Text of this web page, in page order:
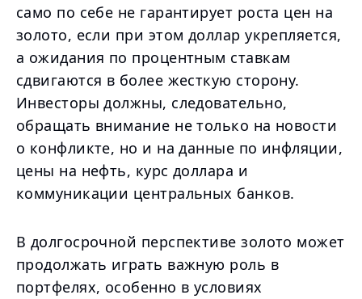
само по себе не гарантирует роста цен на
золото, если при этом доллар укрепляется,
а ожидания по процентным ставкам
сдвигаются в более жесткую сторону.
Инвесторы должны, следовательно,
обращать внимание не только на новости
о конфликте, но и на данные по инфляции,
цены на нефть, курс доллара и
коммуникации центральных банков.
В долгосрочной перспективе золото может
продолжать играть важную роль в
портфелях, особенно в условиях